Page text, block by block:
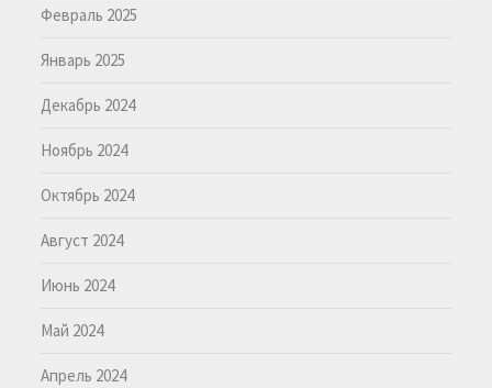
Февраль 2025
Январь 2025
Декабрь 2024
Ноябрь 2024
Октябрь 2024
Август 2024
Июнь 2024
Май 2024
Апрель 2024